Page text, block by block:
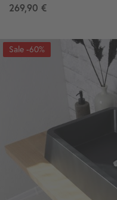
269,90 €
-60%